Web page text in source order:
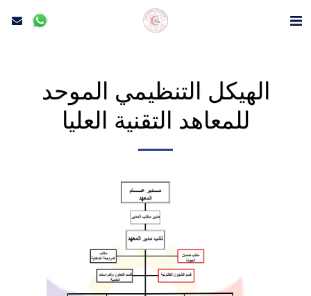
الهيكل التنظيمي الموحد
للمعاهد التقنية العليا